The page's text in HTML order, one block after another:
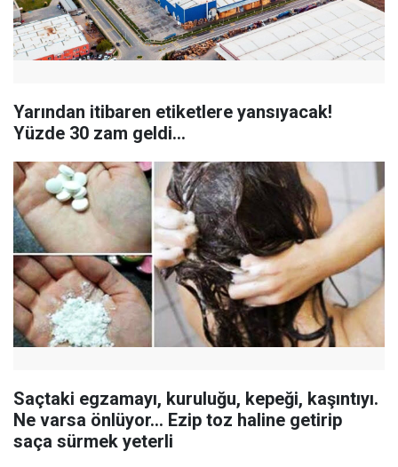
Yarından itibaren etiketlere yansıyacak!
Yüzde 30 zam geldi...
Saçtaki egzamayı, kuruluğu, kepeği, kaşıntıyı.
Ne varsa önlüyor... Ezip toz haline getirip
saça sürmek yeterli